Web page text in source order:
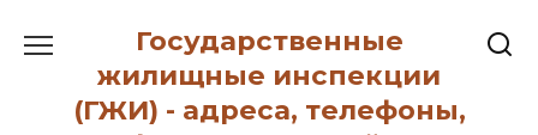
содержанию
Государственные
жилищные инспекции
(ГЖИ) - адреса, телефоны,